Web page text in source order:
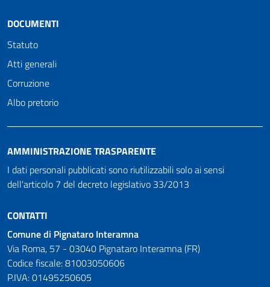
DOCUMENTI
Statuto
Atti generali
Corruzione
Albo pretorio
AMMINISTRAZIONE TRASPARENTE
I dati personali pubblicati sono riutilizzabili solo ai sensi
dell'articolo 7 del decreto legislativo 33/2013
CONTATTI
Comune di Pignataro Interamna
Via Roma, 57 - 03040 Pignataro Interamna (FR)
Codice fiscale: 81003050606
P.IVA: 01495250605